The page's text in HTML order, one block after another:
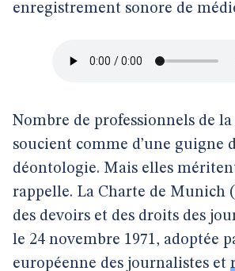
enregistrement sonore de
Nombre de professionnels de la
soucient comme d’une guigne
déontologie. Mais elles
rappelle. La Charte de Munich
des devoirs et des droits des
le 24 novembre 1971, adoptée
européenne des journalistes et